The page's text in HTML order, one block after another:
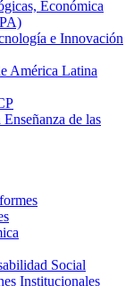
Económica
e Innovación
América Latina
de las
Social
Institucionales